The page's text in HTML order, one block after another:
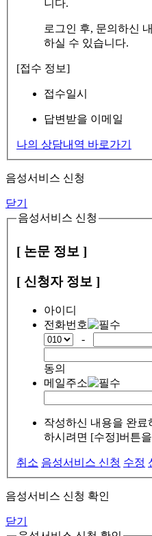
니다.
로그인 후, 문의하신
하실 수 있습니다.
[접수 정보]
접수일시
답변받을 이메일
나의 상담내역 바로가기
음성서비스 신청
닫기
음성서비스 신청
[ 논문 정보 ]
[ 신청자 정보 ]
아이디
전화번호
-
동의
메일주소
작성하신 내용을 완
하시려면 [수정]버튼
취소 음성서비스 신청 수정
음성서비스 신청 확인
닫기